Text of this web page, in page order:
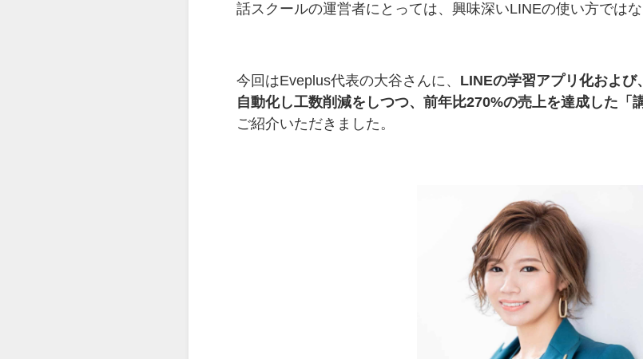
話スクールの運営者にとっては、興味深いLINEの使い方ではな
今回はEveplus代表の大谷さんに、 LINEの学習アプリ化および
自動化し工数削減をしつつ、前年比270%の売上を達成した「
ご紹介いただきました。